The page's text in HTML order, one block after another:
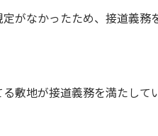
がなかったため、接道義務
敷地が接道義務を満たして